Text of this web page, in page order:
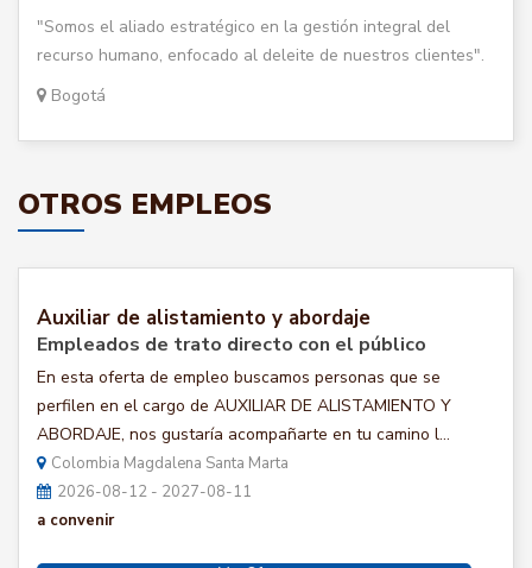
"Somos el aliado estratégico en la gestión integral del
recurso humano, enfocado al deleite de nuestros clientes".
Bogotá
OTROS EMPLEOS
Auxiliar de alistamiento y abordaje
Empleados de trato directo con el público
En esta oferta de empleo buscamos personas que se
perfilen en el cargo de AUXILIAR DE ALISTAMIENTO Y
ABORDAJE, nos gustaría acompañarte en tu camino l...
Colombia Magdalena Santa Marta
2026-08-12 - 2027-08-11
a convenir